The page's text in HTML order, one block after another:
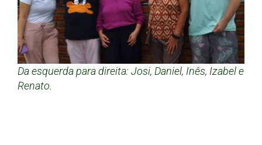
Da esquerda para direita: Josi, Daniel, Inês, Izabel e
Renato.